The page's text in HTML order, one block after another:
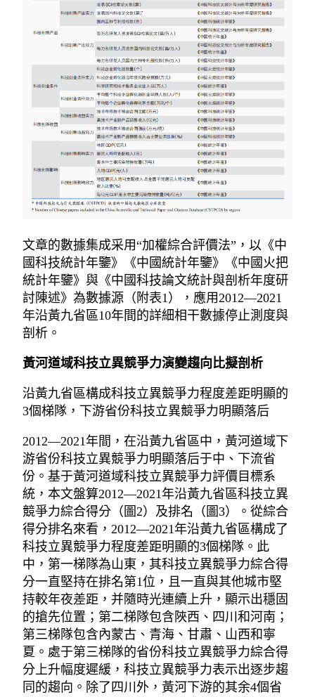
文章的數據集成采用“加權綜合評價法”，以《中
國科技統計年鑒》《中國統計年鑒》《中國火把
統計年鑒》與《中國科技論文統計與剖析年度研
討陳述》為數據源（附表1），應用2012—2021
年沿黃九省區10年間的詳細相干數據停止測度與
剖析。
黃河道域科技立異競爭力演變趨向比擬剖析
沿黃九省區構成科技立異競爭力程度差距明顯的
3個梯隊，下游省份科技立異競爭力明顯落后
2012—2021年間，在沿黃九省區中，黃河道域下
游省份科技立異競爭力明顯落后于中、下流省
份。基于黃河道域科技立異競爭力評價目標系
統，本文盤算2012—2021年沿黃九省區科技立異
競爭力綜合得分（圖2）及排名（圖3）。從綜合
得分排名來看，2012—2021年沿黃九省區構成了
科技立異競爭力程度差距明顯的3個梯隊。此
中，第一梯隊為山東，其科技立異競爭力綜合得
分一直堅持在排名第1位，且一直與其他城市堅
持較年夜差距，并隨時光連續上升，顯示出穩固
的搶先位置；第二梯隊包含陜西、四川和河南；
第三梯隊包含內蒙古、青海、甘肅、山西和寧
夏。處于第三梯隊的省份科技立異競爭力綜合得
分上升幅度遲緩，科技立異競爭力表示出逐步趨
同的趨向。除了四川外，黃河下游的其余4個省